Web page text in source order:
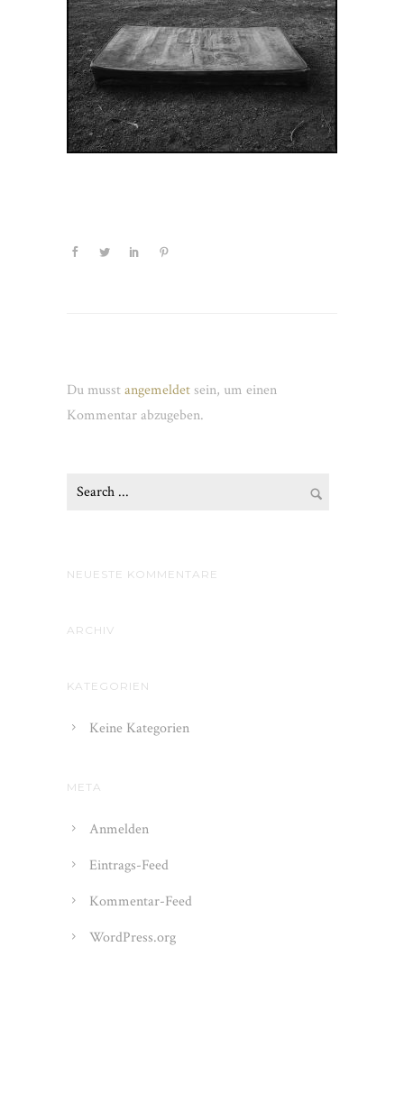
Du musstangemeldet sein, um einen
Kommentar abzugeben.
NEUESTE KOMMENTARE
ARCHIV
KATEGORIEN
Keine Kategorien
META
Anmelden
Eintrags-Feed
Kommentar-Feed
WordPress.org